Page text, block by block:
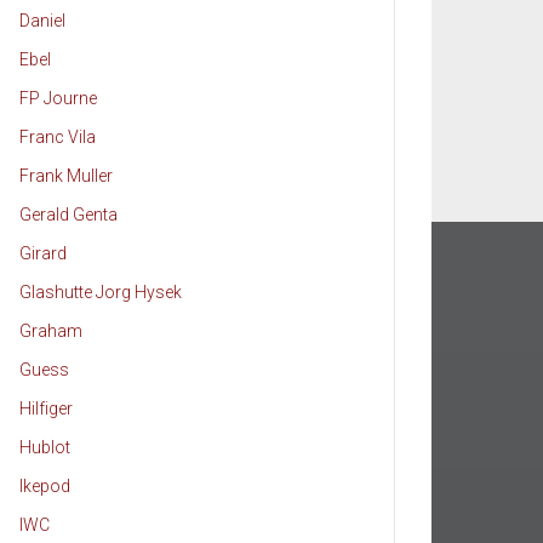
Daniel
Ebel
FP Journe
Franc Vila
Frank Muller
Gerald Genta
Girard
Glashutte Jorg Hysek
Graham
Guess
Hilfiger
Hublot
Ikepod
IWC